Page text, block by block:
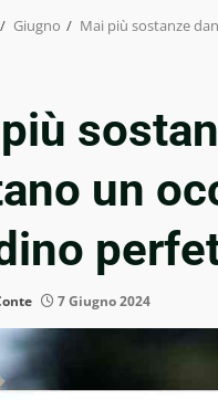
Giugno Mai più sostanze
un
7 Giugno 2024